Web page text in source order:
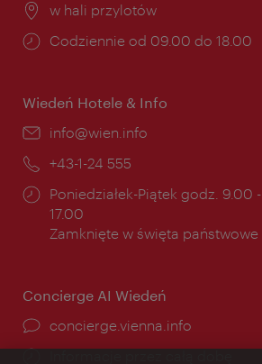
Miejsce:
w hali przylotów
Godziny
Codziennie od 09.00 do 18.00
Wiedeń Hotele & Info
E-
info@wien.info
Telefon:
+43-1-24 555
Godziny
otwarcia:
Poniedziałek-Piątek godz. 9.00 -
17.00
Zamknięte w święta państwowe
Concierge AI Wiedeń
concierge.vienna.info